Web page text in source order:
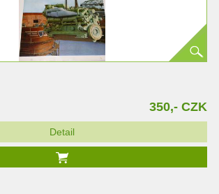
350,- CZK
Detail